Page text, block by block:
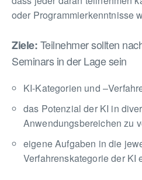
oder Programmierkenntnisse
Ziele:Teilnehmer sollten
Seminars in der Lage sein
KI-Kategorien und
das Potenzial der KI in
Anwendungsbereichen zu
eigene Aufgaben in die
Verfahrenskategorie der KI